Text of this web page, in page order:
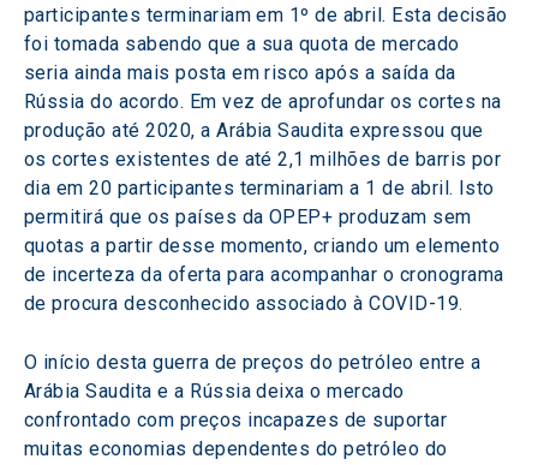
participantes terminariam em 1º de abril. Esta decisão
foi tomada sabendo que a sua quota de mercado
seria ainda mais posta em risco após a saída da
Rússia do acordo. Em vez de aprofundar os cortes na
produção até 2020, a Arábia Saudita expressou que
os cortes existentes de até 2,1 milhões de barris por
dia em 20 participantes terminariam a 1 de abril. Isto
permitirá que os países da OPEP+ produzam sem
quotas a partir desse momento, criando um elemento
de incerteza da oferta para acompanhar o cronograma
de procura desconhecido associado à COVID-19.
O início desta guerra de preços do petróleo entre a
Arábia Saudita e a Rússia deixa o mercado
confrontado com preços incapazes de suportar
muitas economias dependentes do petróleo do